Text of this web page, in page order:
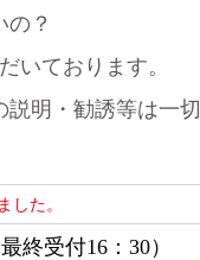
？
いております。
明・勧誘等は一
した。
終受付16：30）